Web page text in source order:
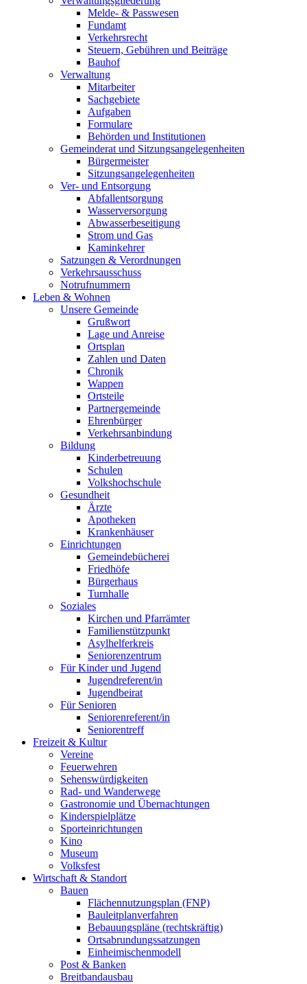
Melde- & Passwesen
Fundamt
Verkehrsrecht
Steuern, Gebühren und Beiträge
Bauhof
Verwaltung
Mitarbeiter
Sachgebiete
Aufgaben
Formulare
Behörden und Institutionen
Gemeinderat und Sitzungsangelegenheiten
Bürgermeister
Sitzungsangelegenheiten
Ver- und Entsorgung
Abfallentsorgung
Wasserversorgung
Abwasserbeseitigung
Strom und Gas
Kaminkehrer
Satzungen & Verordnungen
Verkehrsausschuss
Notrufnummern
Leben & Wohnen
Unsere Gemeinde
Grußwort
Lage und Anreise
Ortsplan
Zahlen und Daten
Chronik
Wappen
Ortsteile
Partnergemeinde
Ehrenbürger
Verkehrsanbindung
Bildung
Kinderbetreuung
Schulen
Volkshochschule
Gesundheit
Ärzte
Apotheken
Krankenhäuser
Einrichtungen
Gemeindebücherei
Friedhöfe
Bürgerhaus
Turnhalle
Soziales
Kirchen und Pfarrämter
Familienstützpunkt
Asylhelferkreis
Seniorenzentrum
Für Kinder und Jugend
Jugendreferent/in
Jugendbeirat
Für Senioren
Seniorenreferent/in
Seniorentreff
Freizeit & Kultur
Vereine
Feuerwehren
Sehenswürdigkeiten
Rad- und Wanderwege
Gastronomie und Übernachtungen
Kinderspielplätze
Sporteinrichtungen
Kino
Museum
Volksfest
Wirtschaft & Standort
Bauen
Flächennutzungsplan (FNP)
Bauleitplanverfahren
Bebauungspläne (rechtskräftig)
Ortsabrundungssatzungen
Einheimischenmodell
Post & Banken
Breitbandausbau